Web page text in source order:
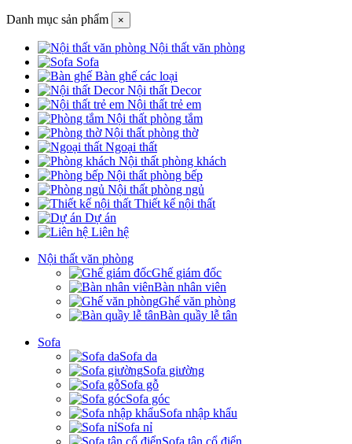
Danh mục sản phẩm ×
Nội thất văn phòng
Sofa
Bàn ghế các loại
Nội thất Decor
Nội thất trẻ em
Nội thất phòng tắm
Nội thất phòng thờ
Ngoại thất
Nội thất phòng khách
Nội thất phòng bếp
Nội thất phòng ngủ
Thiết kế nội thất
Dự án
Liên hệ
Nội thất văn phòng
Ghế giám đốc
Bàn nhân viên
Ghế văn phòng
Bàn quầy lễ tân
Sofa
Sofa da
Sofa giường
Sofa gỗ
Sofa góc
Sofa nhập khẩu
Sofa nỉ